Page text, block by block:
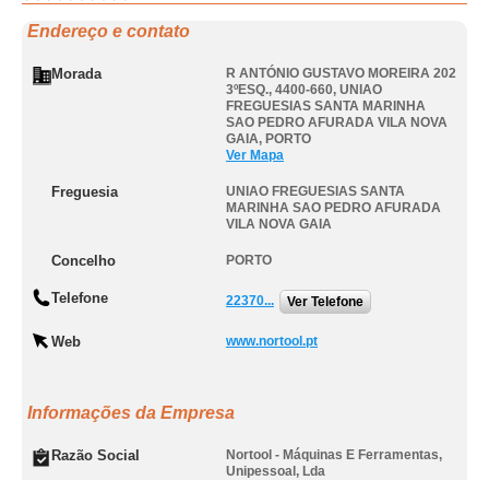
Endereço e contato
Morada
R ANTÓNIO GUSTAVO MOREIRA 202
3ºESQ., 4400-660, UNIAO
FREGUESIAS SANTA MARINHA
SAO PEDRO AFURADA VILA NOVA
GAIA, PORTO
Ver Mapa
Freguesia
UNIAO FREGUESIAS SANTA
MARINHA SAO PEDRO AFURADA
VILA NOVA GAIA
Concelho PORTO
Telefone 22370... Ver Telefone
Web www.nortool.pt
Informações da Empresa
Razão Social
Nortool - Máquinas E Ferramentas,
Unipessoal, Lda